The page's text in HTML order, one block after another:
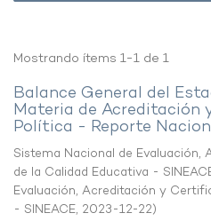
Mostrando ítems 1-1 de 1
Balance General del
Materia de Acreditación
Política - Reporte
Sistema Nacional de
de la Calidad Educativa -
Evaluación, Acreditación y
- SINEACE, 2023-12-22)